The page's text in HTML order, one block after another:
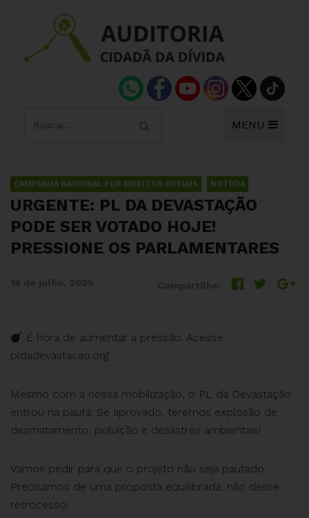
MENU
CAMPANHA NACIONAL POR DIREITOS SOCIAIS NOTÍCIA
URGENTE: PL DA DEVASTAÇÃO
PODE SER VOTADO HOJE!
PRESSIONE OS PARLAMENTARES
É hora de aumentar a pressão. Acesse:
pldadevastacao.org
Mesmo com a nossa mobilização, o PL da Devastação
entrou na pauta. Se aprovado, teremos explosão de
desmatamento, poluição e desastres ambientais!
Vamos pedir para que o projeto não seja pautado.
Precisamos de uma proposta equilibrada, não desse
retrocesso!